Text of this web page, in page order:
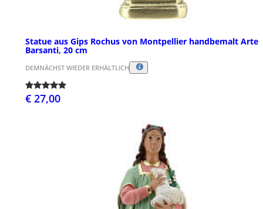
Statue aus Gips Rochus von Montpellier handbemalt Arte
Barsanti, 20 cm
DEMNÄCHST WIEDER ERHÄLTLICH
€ 27,00